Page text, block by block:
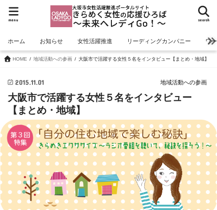
search
menu
ホーム お知らせ 女性活躍推進 リーディングカンパニー ワ
HOME 地域活動への参画 大阪市で活躍する女性５名をインタビュー【まとめ・地域】
地域活動への参画
2015.11.01
大阪市で活躍する女性５名をインタビュー
【まとめ・地域】